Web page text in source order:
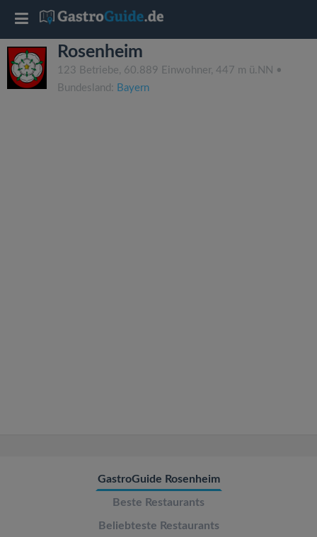
Rosenheim
123 Betriebe, 60.889 Einwohner, 447 m ü.NN •
Bundesland: Bayern
GastroGuide Rosenheim
Beste Restaurants
Beliebteste Restaurants
T
o
g